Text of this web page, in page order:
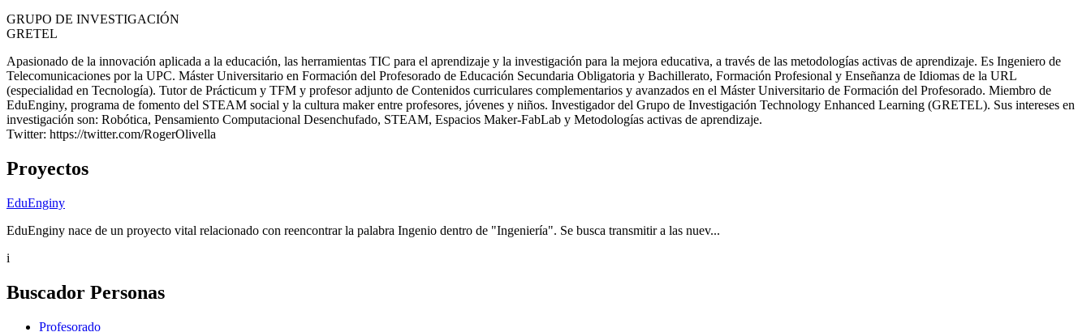
GRUPO DE INVESTIGACIÓN
GRETEL
Apasionado de la innovación aplicada a la educación, las herramientas TIC para el aprendizaje y la investigación para la mejora educativa, a través de las metodologías activas de aprendizaje. Es Ingeniero de
Telecomunicaciones por la UPC. Máster Universitario en Formación del Profesorado de Educación Secundaria Obligatoria y Bachillerato, Formación Profesional y Enseñanza de Idiomas de la URL
(especialidad en Tecnología). Tutor de Prácticum y TFM y profesor adjunto de Contenidos curriculares complementarios y avanzados en el Máster Universitario de Formación del Profesorado. Miembro de
EduEnginy, programa de fomento del STEAM social y la cultura maker entre profesores, jóvenes y niños. Investigador del Grupo de Investigación Technology Enhanced Learning (GRETEL). Sus intereses en
investigación son: Robótica, Pensamiento Computacional Desenchufado, STEAM, Espacios Maker-FabLab y Metodologías activas de aprendizaje.
Twitter: https://twitter.com/RogerOlivella
Proyectos
EduEnginy
EduEnginy nace de un proyecto vital relacionado con reencontrar la palabra Ingenio dentro de "Ingeniería". Se busca transmitir a las nuev...
i
Buscador Personas
Profesorado